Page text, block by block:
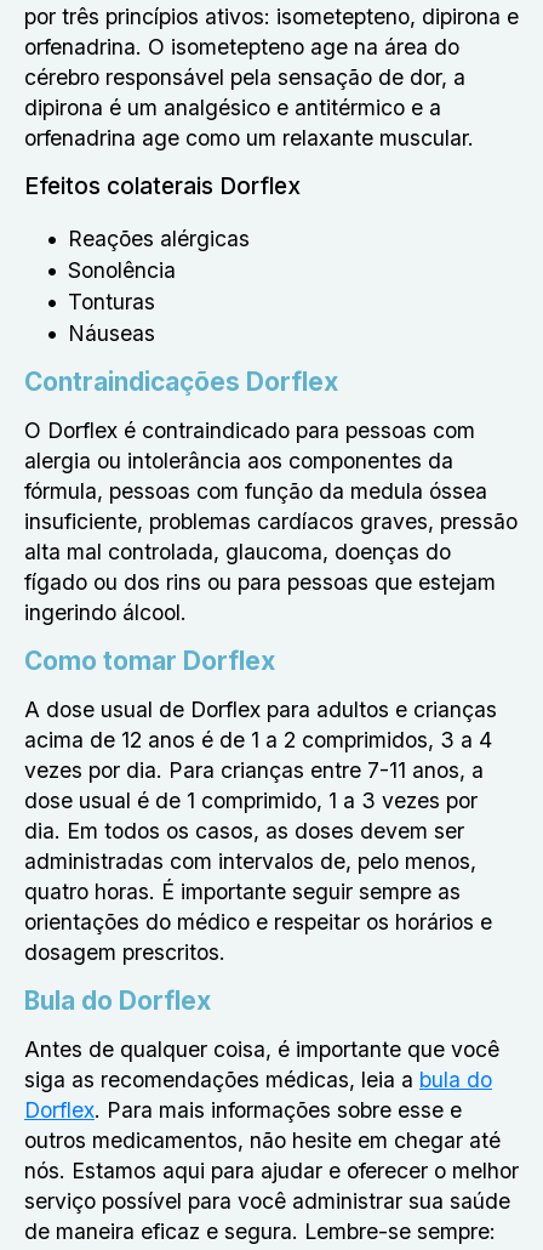
por três princípios ativos: isometepteno, dipirona e
orfenadrina. O isometepteno age na área do
cérebro responsável pela sensação de dor, a
dipirona é um analgésico e antitérmico e a
orfenadrina age como um relaxante muscular.
Efeitos colaterais Dorflex
Reações alérgicas
Sonolência
Tonturas
Náuseas
Contraindicações Dorflex
O Dorflex é contraindicado para pessoas com
alergia ou intolerância aos componentes da
fórmula, pessoas com função da medula óssea
insuficiente, problemas cardíacos graves, pressão
alta mal controlada, glaucoma, doenças do
fígado ou dos rins ou para pessoas que estejam
ingerindo álcool.
Como tomar Dorflex
A dose usual de Dorflex para adultos e crianças
acima de 12 anos é de 1 a 2 comprimidos, 3 a 4
vezes por dia. Para crianças entre 7-11 anos, a
dose usual é de 1 comprimido, 1 a 3 vezes por
dia. Em todos os casos, as doses devem ser
administradas com intervalos de, pelo menos,
quatro horas. É importante seguir sempre as
orientações do médico e respeitar os horários e
dosagem prescritos.
Bula do Dorflex
Antes de qualquer coisa, é importante que você
siga as recomendações médicas, leia a bula do
Dorflex. Para mais informações sobre esse e
outros medicamentos, não hesite em chegar até
nós. Estamos aqui para ajudar e oferecer o melhor
serviço possível para você administrar sua saúde
de maneira eficaz e segura. Lembre-se sempre: